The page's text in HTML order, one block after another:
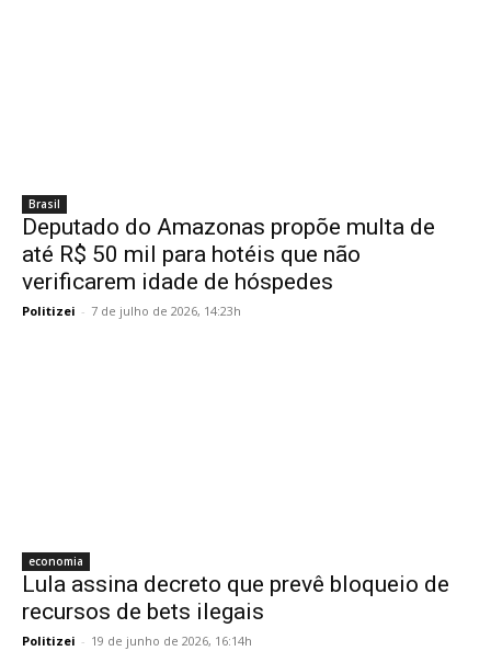
Brasil
Deputado do Amazonas propõe multa de
até R$ 50 mil para hotéis que não
verificarem idade de hóspedes
Politizei - 7 de julho de 2026, 14:23h
economia
Lula assina decreto que prevê bloqueio de
recursos de bets ilegais
Politizei - 19 de junho de 2026, 16:14h